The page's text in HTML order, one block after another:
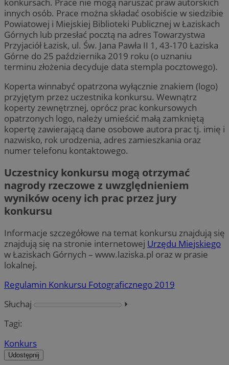
innych osób. Prace można składać osobiście w siedzibie
Powiatowej i Miejskiej Biblioteki Publicznej w Łaziskach
Górnych lub przesłać pocztą na adres Towarzystwa
Przyjaciół Łazisk, ul. Św. Jana Pawła II 1, 43-170 Łaziska
Górne do 25 października 2019 roku (o uznaniu
terminu złożenia decyduje data stempla pocztowego).
Koperta winnabyć opatrzona wyłącznie znakiem (logo)
przyjętym przez uczestnika konkursu. Wewnątrz
koperty zewnętrznej, oprócz prac konkursowych
opatrzonych logo, należy umieścić małą zamkniętą
kopertę zawierającą dane osobowe autora prac tj. imię i
nazwisko, rok urodzenia, adres zamieszkania oraz
numer telefonu kontaktowego.
Uczestnicy konkursu mogą otrzymać
nagrody rzeczowe z uwzględnieniem
wyników oceny ich prac przez jury
konkursu
Informacje szczegółowe na temat konkursu znajdują się
znajdują się na stronie internetowej Urzędu Miejskiego
w Łaziskach Górnych – www.laziska.pl oraz w prasie
lokalnej.
Regulamin Konkursu Fotograficznego 2019
Słuchaj
⏵︎
Tagi:
Konkurs
Udostępnij